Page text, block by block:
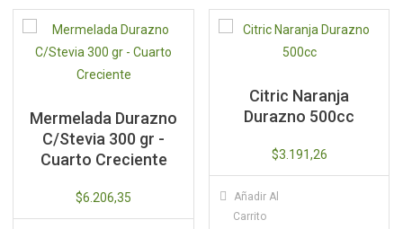
Mermelada Durazno
C/Stevia 300 gr -
Cuarto Creciente
$6.206,35
Citric Naranja
Durazno 500cc
$3.191,26
Añadir Al
Carrito